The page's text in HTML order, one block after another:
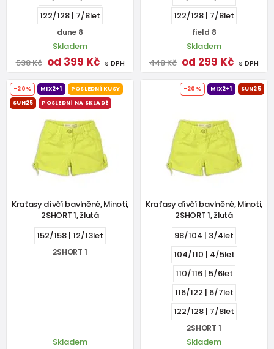
122/128 | 7/8let
dune 8
Skladem
538 Kč od 399 Kč s DPH
122/128 | 7/8let
field 8
Skladem
448 Kč od 299 Kč s DPH
-20% MIX2+1
POSLEDNÍ KUSY
SUN25
POSLEDNÍ NA SKLADĚ
Kraťasy dívčí bavlněné, Minoti,
2SHORT 1, žlutá
152/158 | 12/13let
2SHORT 1
Skladem
-20% MIX2+1 SUN25
Kraťasy dívčí bavlněné, Minoti,
2SHORT 1, žlutá
98/104 | 3/4let
104/110 | 4/5let
110/116 | 5/6let
116/122 | 6/7let
122/128 | 7/8let
2SHORT 1
Skladem